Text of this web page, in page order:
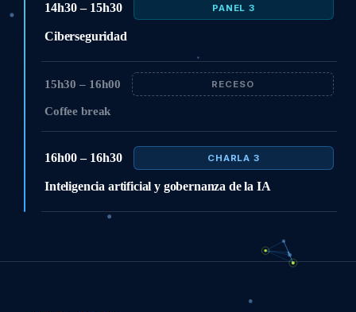
14h30 – 15h30 PANEL 3
Ciberseguridad
15h30 – 16h00 RECESO
Coffee break
16h00 – 16h30 CHARLA 3
Inteligencia artificial y gobernanza de la IA